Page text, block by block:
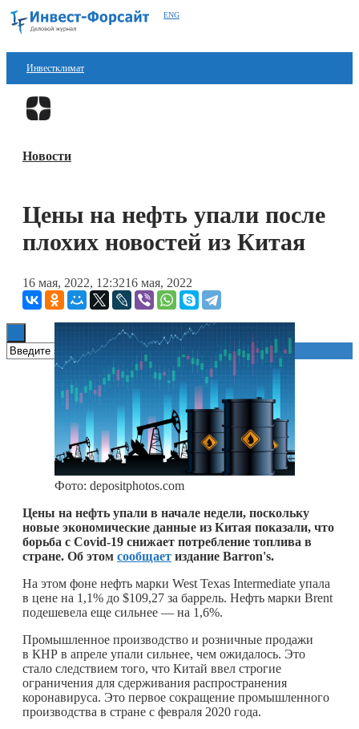
ENG
Инвестклимат
Финансы
Блокчейн
Технологии
Книги
Новости
Цены на нефть упали после
плохих новостей из Китая
16 мая, 2022, 12:3216 мая, 2022
Фото: depositphotos.com
Цены на нефть упали в начале недели, поскольку
новые экономические данные из Китая показали, что
борьба с Covid-19 снижает потребление топлива в
стране. Об этом сообщает издание Barron's.
На этом фоне нефть марки West Texas Intermediate упала
в цене на 1,1% до $109,27 за баррель. Нефть марки Brent
подешевела еще сильнее — на 1,6%.
Промышленное производство и розничные продажи
в КНР в апреле упали сильнее, чем ожидалось. Это
стало следствием того, что Китай ввел строгие
ограничения для сдерживания распространения
коронавируса. Это первое сокращение промышленного
производства в стране с февраля 2020 года.